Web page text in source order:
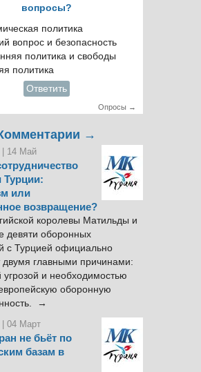
вопросы?
политика
вопрос и безопасность
политика и свободы
политика
Ответить
Опросы →
→
| 14 Май
Турции:
или
возвращение?
королевы Матильды и
девяти оборонных
с Турцией официально
главными причинами:
угрозой и необходимостью
оборонную
→
| 04 Март
не бьёт по
базам в